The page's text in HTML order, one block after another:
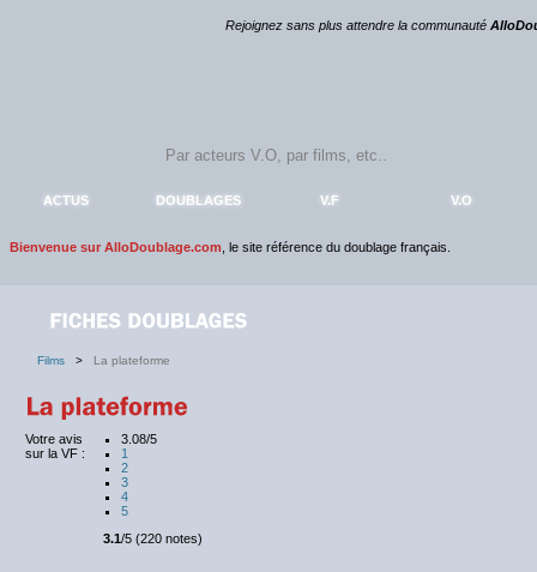
Rejoignez sans plus attendre la communauté
ACTUS DOUBLAGES V.F V.O
Bienvenue sur AlloDoublage.com , le site référence du doublage français.
Films > La plateforme
Votre avis
sur la VF :
3.08/5
1
2
3
4
5
3.1/5 (220 notes)